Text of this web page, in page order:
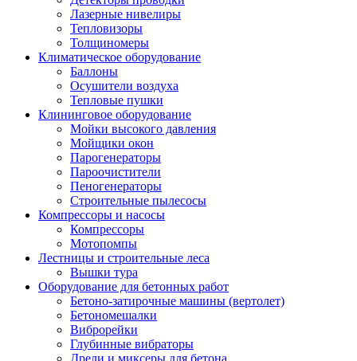
Лазерные нивелиры
Тепловизоры
Толщиномеры
Климатическое оборудование
Баллоны
Осушители воздуха
Тепловые пушки
Клининговое оборудование
Мойки высокого давления
Мойщики окон
Парогенераторы
Пароочистители
Пеногенераторы
Строительные пылесосы
Компрессоры и насосы
Компрессоры
Мотопомпы
Лестницы и строительные леса
Вышки тура
Оборудование для бетонных работ
Бетоно-затирочные машины (вертолет)
Бетономешалки
Виброрейки
Глубинные вибраторы
Дрели и миксеры для бетона